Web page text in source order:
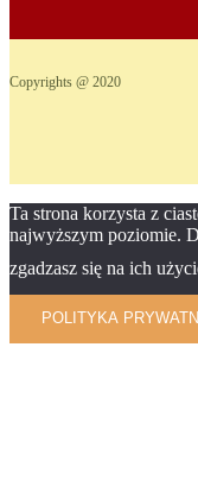
Copyrights @ 2020
Ta strona korzysta z
najwyższym poziomie.
zgadzasz się na ich
POLITYKA